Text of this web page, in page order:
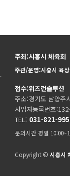
주최:시흥시 체육회
주관/운영:시흥시 육
접수:위즈런솔루션
주소:경기도 남양주
사업자등록번호
TEL: 031-821-
문의시간 평일
Copyright © 시흥시